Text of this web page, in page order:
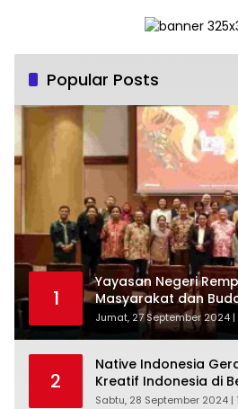
Sastra.
Popular Posts
1
Yayasan Negeri
Masyarakat dan
dan Inovasi Nasional (
Gelar International
Jumat, 27 September 2024 |
2
Native Indonesia
Kreatif Indonesia di
Kain Indonesia”
Sabtu, 28 September 2024 |